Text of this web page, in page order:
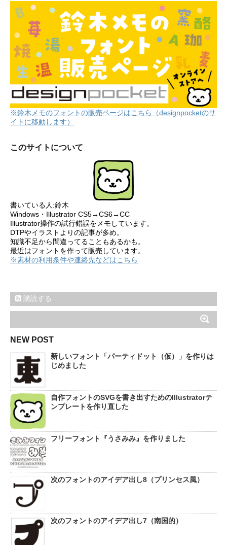
※鈴木メモのフォントの販売ページはこちら（designpocketのサ
イトに移動します）
このサイトについて
書いている人:鈴木
Windows・Illustrator CS5→CS6→CC
Illustrator操作の試行錯誤をメモしています。
DTPやイラストよりの記事が多め。
知識不足から間違ってることもあるかも。
最近はフォントを作って販売しています。
※素材の利用条件や連絡先などはこちら
購読する
NEW POST
新しいフォント「パーティドット（仮）」を作りは
じめました
自作フォントのSVGを書き出すためのIllustratorテ
ンプレートを作り直した
フリーフォント『うさみみ』を作りました
次のフォントのアイデア出し8（プリンセス風）
次のフォントのアイデア出し7（南国的）